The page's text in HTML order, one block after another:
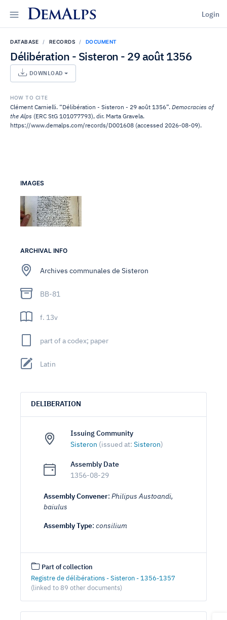
DemAlps Login
DATABASE RECORDS DOCUMENT
Délibération - Sisteron - 29 août 1356
DOWNLOAD
HOW TO CITE
Clément Carnielli. “Délibération - Sisteron - 29 août 1356”. Democracies of
the Alps (ERC StG 101077793), dir. Marta Gravela.
https://www.demalps.com/records/D001608 (accessed 2026-08-09).
IMAGES
ARCHIVAL INFO
Archives communales de Sisteron
BB-81
f. 13v
part of a codex; paper
Latin
DELIBERATION
Issuing Community
Sisteron (issued at: Sisteron)
Assembly Date
1356-08-29
Assembly Convener: Philipus Austoandi,
baiulus
Assembly Type: consilium
Part of collection
Registre de délibérations - Sisteron - 1356-1357
(linked to 89 other documents)